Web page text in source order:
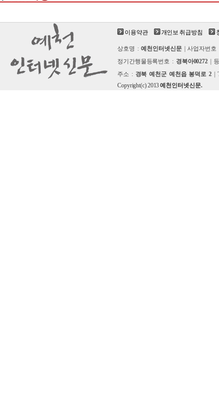
이용약관 개인보 취급방침
상호명 :예천인터넷신문| 사업자번
정기간행물등록번호 : 경북아00272 |
주소 : 경북 예천군 예천읍 봉덕로 2|
Copyright(c) 2013예천인터넷신문.